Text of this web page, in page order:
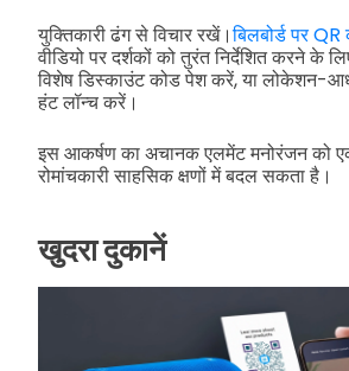
युक्तिकारी ढंग से विचार रखें।बिलबोर्ड पर
वीडियो पर दर्शकों को तुरंत निर्देशित करने के
विशेष डिस्काउंट कोड पेश करें, या लोकेशन-
हंट लॉन्च करें।
इस आकर्षण का अचानक एलमेंट मनोरंजन को एक
रोमांचकारी साहसिक क्षणों में बदल सकता है।
खुदरा दुकानें